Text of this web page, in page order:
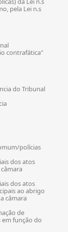
pela Lei n.s
contrafática"
do Tribunal
polícias
dos atos
dos atos
ao abrigo
câmara
de
função do